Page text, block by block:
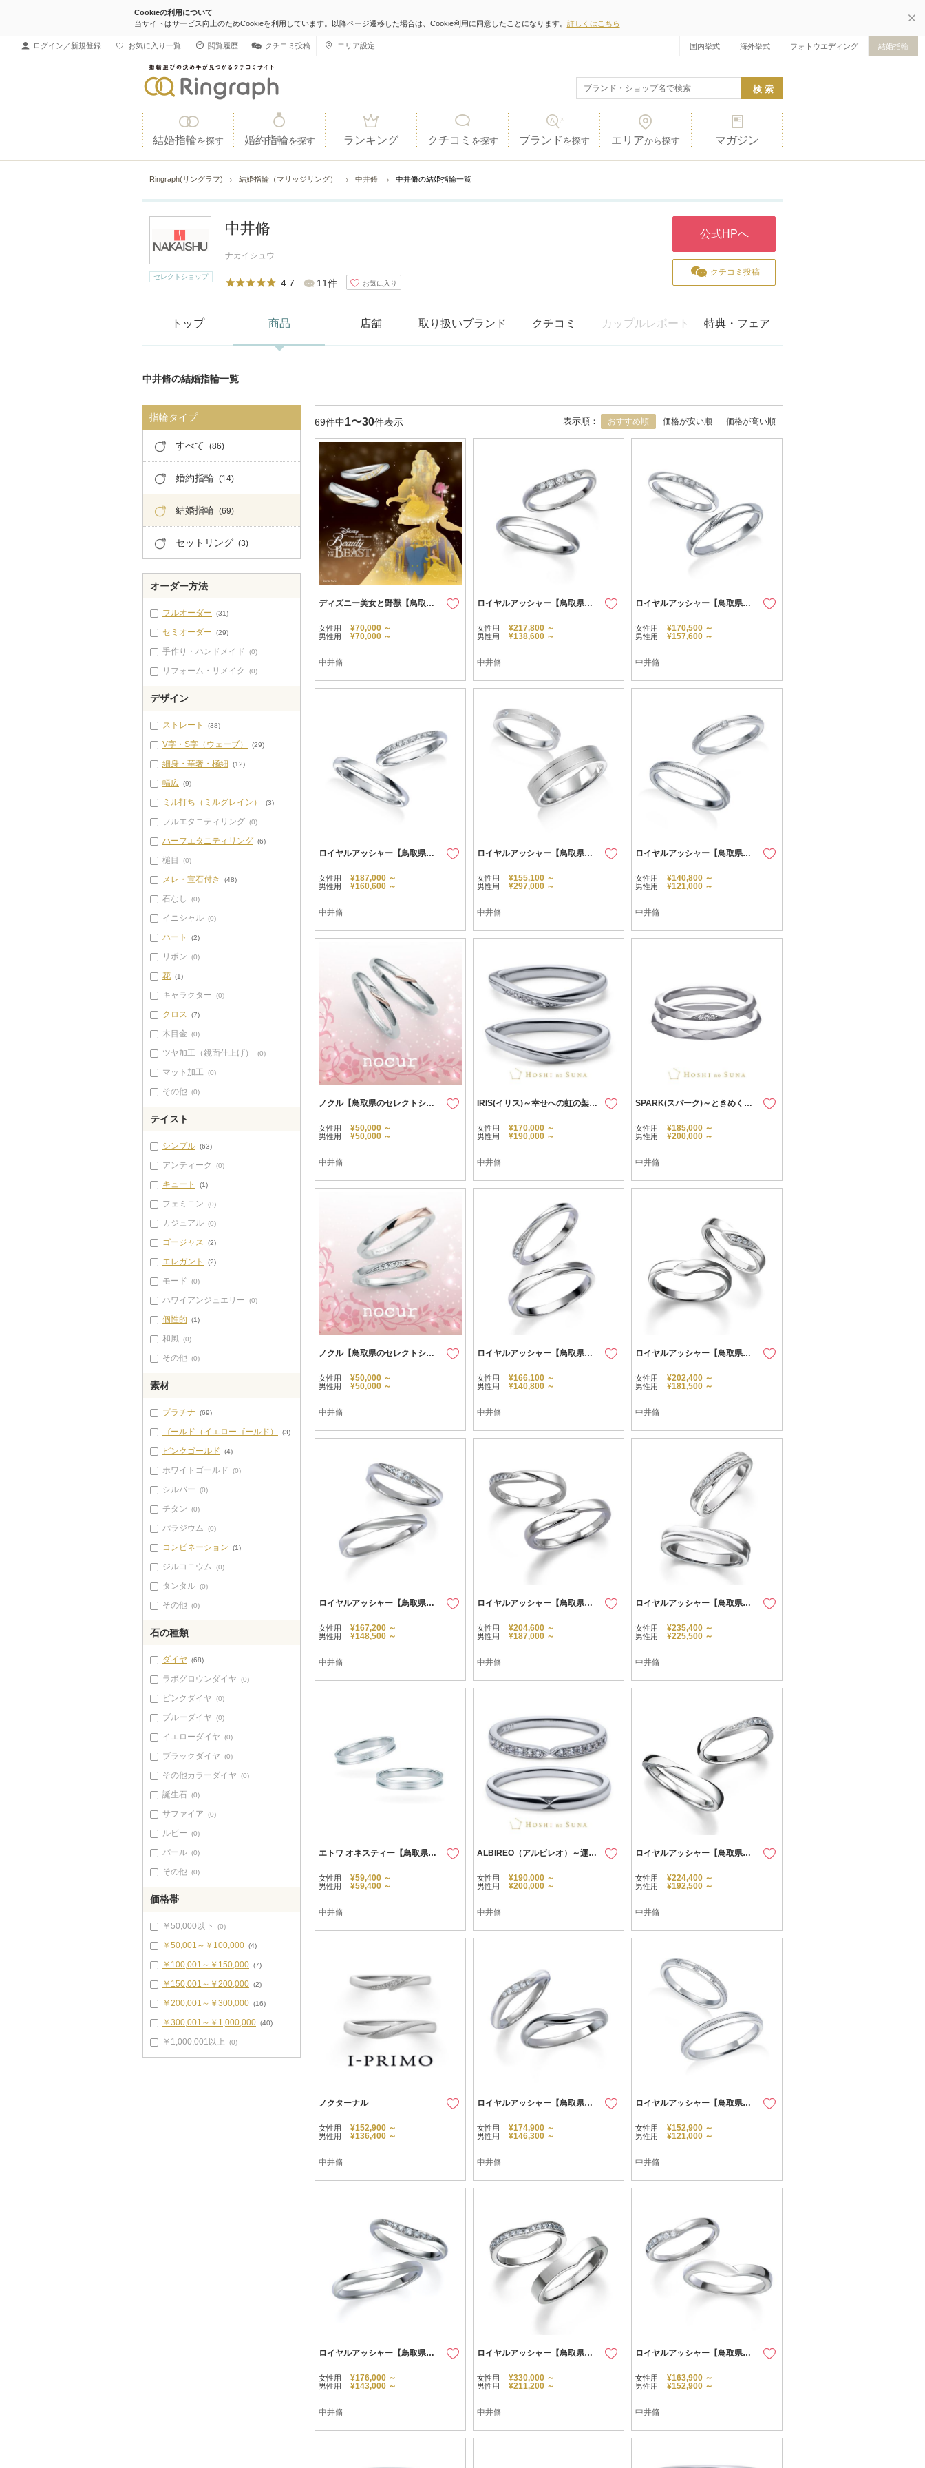
Cookieの利用について
当サイトはサービス向上のためCookieを利用しています。以降ページ遷移した場合は、Cookie利用に同意したことになります。 詳しくはこちら
ログイン／新規登録 お気に入り一覧 閲覧履歴 クチコミ投稿 エリア設定 国内挙式 海外挙式 フォトウエディング 結婚指輪
結婚指輪を探す 婚約指輪を探す ランキング クチコミ を探す ブランド を探す エリアから探す マガジン
Ringraph(リングラフ) 結婚指輪（マリッジリング） 中井脩 中井脩の結婚指輪一覧
セレクトショップ
中井脩
ナカイシュウ
4.7 11件 お気に入り
公式HPへ
クチコミ投稿
トップ 商品 店舗 取り扱いブランド クチコミ カップルレポート 特典・フェア
中井脩の結婚指輪一覧
69件中1〜30件表示 表示順： おすすめ順 価格が安い順 価格が高い順
ディズニー美女と野獣【鳥取県のセレクトショップ】
女性用 ¥70,000 ～
男性用 ¥70,000 ～
中井脩
ロイヤルアッシャー【鳥取県のセレクトショップ】
女性用 ¥217,800 ～
男性用 ¥138,600 ～
中井脩
ロイヤルアッシャー【鳥取県のセレクトショップ】
女性用 ¥170,500 ～
男性用 ¥157,600 ～
中井脩
ロイヤルアッシャー【鳥取県のセレクトショップ】
女性用 ¥187,000 ～
男性用 ¥160,600 ～
中井脩
ロイヤルアッシャー【鳥取県のセレクトショップ】
女性用 ¥155,100 ～
男性用 ¥297,000 ～
中井脩
ロイヤルアッシャー【鳥取県のセレクトショップ】
女性用 ¥140,800 ～
男性用 ¥121,000 ～
中井脩
ノクル【鳥取県のセレクトショップ】
女性用 ¥50,000 ～
男性用 ¥50,000 ～
中井脩
IRIS(イリス)～幸せへの虹の架け橋～
女性用 ¥170,000 ～
男性用 ¥190,000 ～
中井脩
SPARK(スパーク)～ときめくふたり、まばゆい未来～
女性用 ¥185,000 ～
男性用 ¥200,000 ～
中井脩
ノクル【鳥取県のセレクトショップ】
女性用 ¥50,000 ～
男性用 ¥50,000 ～
中井脩
ロイヤルアッシャー【鳥取県のセレクトショップ】
女性用 ¥166,100 ～
男性用 ¥140,800 ～
中井脩
ロイヤルアッシャー【鳥取県のセレクトショップ】
女性用 ¥202,400 ～
男性用 ¥181,500 ～
中井脩
ロイヤルアッシャー【鳥取県のセレクトショップ】
女性用 ¥167,200 ～
男性用 ¥148,500 ～
中井脩
ロイヤルアッシャー【鳥取県のセレクトショップ】
女性用 ¥204,600 ～
男性用 ¥187,000 ～
中井脩
ロイヤルアッシャー【鳥取県のセレクトショップ】
女性用 ¥235,400 ～
男性用 ¥225,500 ～
中井脩
エトワ オネスティー【鳥取県のセレクトショップ】
女性用 ¥59,400 ～
男性用 ¥59,400 ～
中井脩
ALBIREO（アルビレオ）～運命の重なり～
女性用 ¥190,000 ～
男性用 ¥200,000 ～
中井脩
ロイヤルアッシャー【鳥取県のセレクトショップ】
女性用 ¥224,400 ～
男性用 ¥192,500 ～
中井脩
ノクターナル
女性用 ¥152,900 ～
男性用 ¥136,400 ～
中井脩
ロイヤルアッシャー【鳥取県のセレクトショップ】
女性用 ¥174,900 ～
男性用 ¥146,300 ～
中井脩
ロイヤルアッシャー【鳥取県のセレクトショップ】
女性用 ¥152,900 ～
男性用 ¥121,000 ～
中井脩
ロイヤルアッシャー【鳥取県のセレクトショップ】
女性用 ¥176,000 ～
男性用 ¥143,000 ～
中井脩
ロイヤルアッシャー【鳥取県のセレクトショップ】
女性用 ¥330,000 ～
男性用 ¥211,200 ～
中井脩
ロイヤルアッシャー【鳥取県のセレクトショップ】
女性用 ¥163,900 ～
男性用 ¥152,900 ～
中井脩
指輪タイプ
すべて (86)
婚約指輪 (14)
結婚指輪 (69)
セットリング (3)
オーダー方法
フルオーダー (31)
セミオーダー (29)
手作り・ハンドメイド (0)
リフォーム・リメイク (0)
デザイン
ストレート (38)
V字・S字（ウェーブ） (29)
細身・華奢・極細 (12)
幅広 (9)
ミル打ち（ミルグレイン） (3)
フルエタニティリング (0)
ハーフエタニティリング (6)
槌目 (0)
メレ・宝石付き (48)
石なし (0)
イニシャル (0)
ハート (2)
リボン (0)
花 (1)
キャラクター (0)
クロス (7)
木目金 (0)
ツヤ加工（鏡面仕上げ） (0)
マット加工 (0)
その他 (0)
テイスト
シンプル (63)
アンティーク (0)
キュート (1)
フェミニン (0)
カジュアル (0)
ゴージャス (2)
エレガント (2)
モード (0)
ハワイアンジュエリー (0)
個性的 (1)
和風 (0)
その他 (0)
素材
プラチナ (69)
ゴールド（イエローゴールド） (3)
ピンクゴールド (4)
ホワイトゴールド (0)
シルバー (0)
チタン (0)
パラジウム (0)
コンビネーション (1)
ジルコニウム (0)
タンタル (0)
その他 (0)
石の種類
ダイヤ (68)
ラボグロウンダイヤ (0)
ピンクダイヤ (0)
ブルーダイヤ (0)
イエローダイヤ (0)
ブラックダイヤ (0)
その他カラーダイヤ (0)
誕生石 (0)
サファイア (0)
ルビー (0)
パール (0)
その他 (0)
価格帯
￥50,000以下 (0)
￥50,001～￥100,000 (4)
￥100,001～￥150,000 (7)
￥150,001～￥200,000 (2)
￥200,001～￥300,000 (16)
￥300,001～￥1,000,000 (40)
￥1,000,001以上 (0)